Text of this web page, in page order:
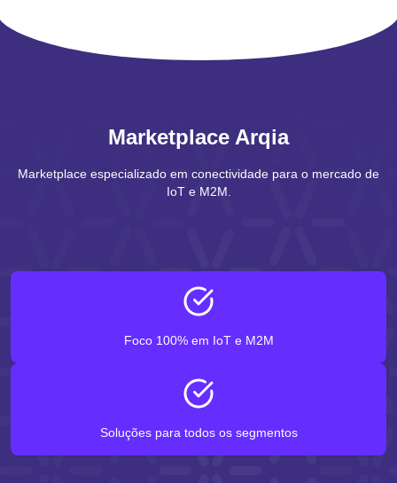
Marketplace Arqia
Marketplace especializado em conectividade para o mercado de
IoT e M2M.
Foco 100% em IoT e M2M
Soluções para todos os segmentos